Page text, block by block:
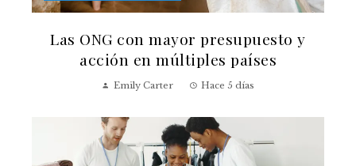
Las ONG con mayor presupuesto y
acción en múltiples países
Emily Carter Hace 5 días